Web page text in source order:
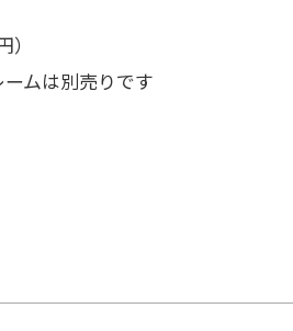
ムは別売りです